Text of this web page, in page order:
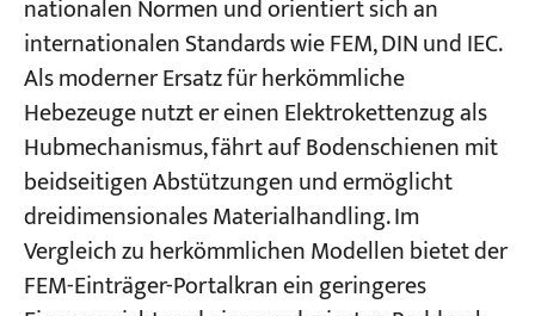
nationalen Normen und orientiert sich an
internationalen Standards wie FEM, DIN und IEC.
Als moderner Ersatz für herkömmliche
Hebezeuge nutzt er einen Elektrokettenzug als
Hubmechanismus, fährt auf Bodenschienen mit
beidseitigen Abstützungen und ermöglicht
dreidimensionales Materialhandling. Im
Vergleich zu herkömmlichen Modellen bietet der
FEM-Einträger-Portalkran ein geringeres